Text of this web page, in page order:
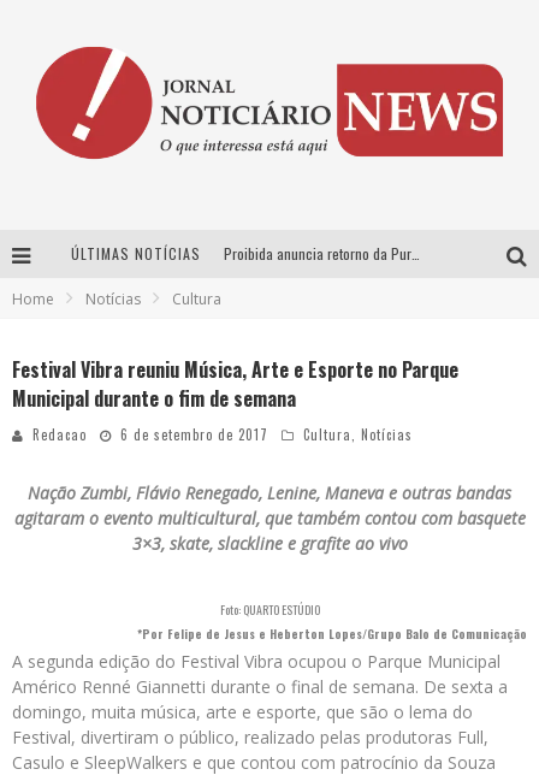
ÚLTIMAS NOTÍCIAS Proibida anuncia retorno da Puro Malte Extra e consolida trajetória de democratização cervejeira no Brasil
Home Notícias Cultura
Festival Vibra reuniu Música, Arte e Esporte no Parque
Municipal durante o fim de semana
Redacao 6 de setembro de 2017 Cultura Notícias
Nação Zumbi, Flávio Renegado, Lenine, Maneva e outras bandas
agitaram o evento multicultural, que também contou com basquete
3×3, skate, slackline e grafite ao vivo
Foto: QUARTO ESTÚDIO
*Por Felipe de Jesus e Heberton Lopes/Grupo Balo de Comunicação
A segunda edição do Festival Vibra ocupou o Parque Municipal
Américo Renné Giannetti durante o final de semana. De sexta a
domingo, muita música, arte e esporte, que são o lema do
Festival, divertiram o público, realizado pelas produtoras Full,
Casulo e SleepWalkers e que contou com patrocínio da Souza